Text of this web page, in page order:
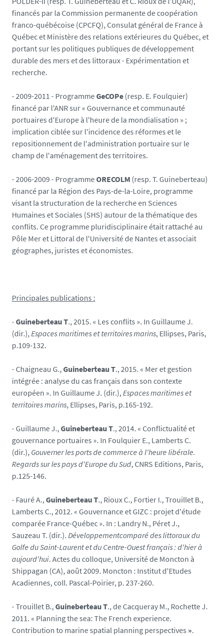
financés par la Commission permanente de coopération
franco-québécoise (CPCFQ), Consulat général de France à
Québec et Ministère des relations extérieures du Québec, et
portant sur les politiques publiques de développement
durable des mers et des littoraux - Expérimentation et
recherche.
- 2009-2011 - ProgrammeGeCOPe (resp. E. Foulquier)
financé par l'ANR sur « Gouvernance et communauté
portuaires d'Europe à l'heure de la mondialisation » ;
implication ciblée sur l'incidence des réformes et le
repositionnement de l'administration portuaire sur le
champ de l'aménagement des territoires.
- 2006-2009 - ProgrammeORECOLM (resp. T. Guineberteau)
financé par la Région des Pays-de-la-Loire, programme
visant la structuration de la recherche en Sciences
Humaines et Sociales (SHS) autour de la thématique des
conflits. Ce programme pluridisciplinaire était rattaché au
Pôle Mer et Littoral de l'Université de Nantes et associait
géographes, juristes et économistes.
Principales publications :
-Guineberteau T., 2015. « Les conflits ». In Guillaume J.
(dir.), Espaces maritimes et territoires marins, Ellipses, Paris,
p.109-132.
-Chaigneau G., Guineberteau T., 2015. « Mer et gestion
intégrée : analyse du cas français dans son contexte
européen ». In Guillaume J. (dir.), Espaces maritimes et
territoires marins, Ellipses, Paris, p.165-192.
-Guillaume J., Guineberteau T., 2014. « Conflictualité et
gouvernance portuaires ». In Foulquier E., Lamberts C.
(dir.), Gouverner les ports de commerce à l'heure libérale.
Regards sur les pays d'Europe du Sud, CNRS Editions, Paris,
p.125-146.
- Fauré A., Guineberteau T., Rioux C., Fortier I., Trouillet B.,
Lamberts C., 2012. « Gouvernance et GIZC : projet d'étude
comparée France-Québec ». In : Landry N., Péret J.,
Sauzeau T. (dir.). Développementcomparé des littoraux du
Golfe du Saint-Laurent et du Centre-Ouest français : d'hier à
aujourd'hui. Actes du colloque, Université de Moncton à
Shippagan (CA), août 2009. Moncton : Institut d'Etudes
Acadiennes, coll. Pascal-Poirier, p. 237-260.
-Trouillet B., Guineberteau T., de Cacqueray M., Rochette J.
2011. « Planning the sea: The French experience.
Contribution to marine spatial planning perspectives ».